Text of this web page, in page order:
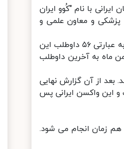
با نام "کُوو ایران
و معاون علمی و
تزریق واکسن ایران کوو برکت در ۲ دوز به داوطلبان ۱۸ تا ۵۰ سال انجام شد، به عبارتی ۵۶ داوطلب این
خود را دریافت کردند و تزریق آخر واکسن نیز در ۳۰ بهمن ماه به آخرین داوطلب
ماه به اتمام رسید. بعد از آن گزارش نهایی
این واکسن ایرانی پس
زمان انجام می شود.